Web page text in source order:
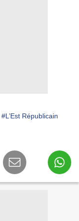
#L’Est Républicain